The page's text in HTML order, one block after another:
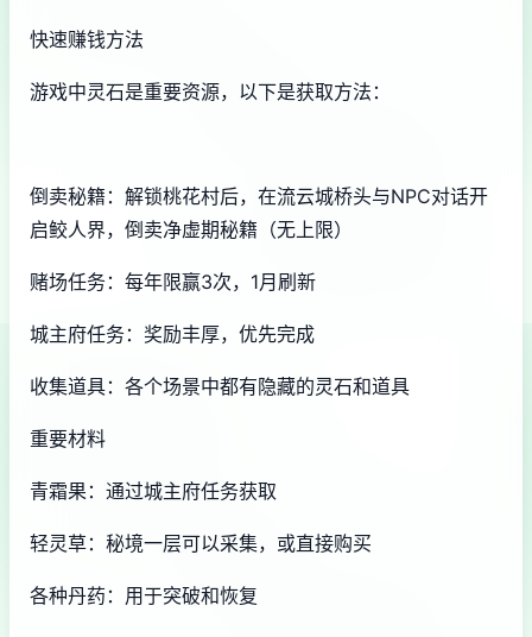
快速赚钱方法
游戏中灵石是重要资源，以下是获取方法：
倒卖秘籍：解锁桃花村后，在流云城桥头与NPC对话开
启鲛人界，倒卖净虚期秘籍（无上限）
赌场任务：每年限赢3次，1月刷新
城主府任务：奖励丰厚，优先完成
收集道具：各个场景中都有隐藏的灵石和道具
重要材料
青霜果：通过城主府任务获取
轻灵草：秘境一层可以采集，或直接购买
各种丹药：用于突破和恢复